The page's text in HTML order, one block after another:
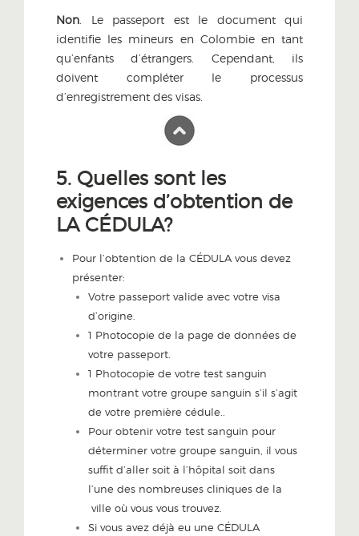
Non . Le passeport est le document qui
identifie les mineurs en Colombie en tant
qu’enfants d’étrangers. Cependant, ils
doivent compléter le processus
d’enregistrement des visas.
5. Quelles sont les
exigences d’obtention de
LA CÉDULA?
Pour l’obtention de la CÉDULA vous devez
présenter:
Votre passeport valide avec votre visa
d’origine.
1 Photocopie de la page de données de
votre passeport.
1 Photocopie de votre test sanguin
montrant votre groupe sanguin s’il s’agit
de votre première cédule..
Pour obtenir votre test sanguin pour
déterminer votre groupe sanguin, il vous
suffit d’aller soit à l’hôpital soit dans
l’une des nombreuses cliniques de la
ville où vous vous trouvez.
Si vous avez déjà eu une CÉDULA